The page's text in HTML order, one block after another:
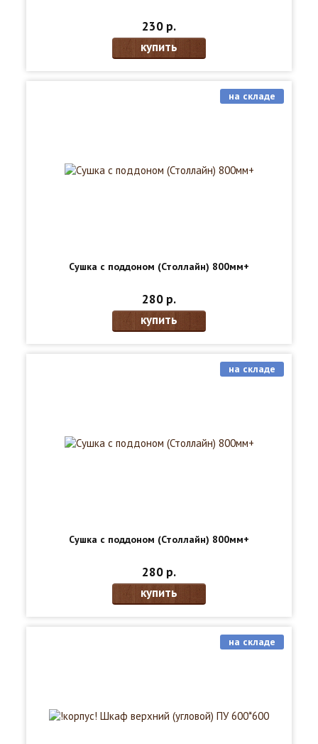
230 р.
купить
Сушка с поддоном (Столлайн) 800мм+
на складе
280 р.
купить
Сушка с поддоном (Столлайн) 800мм+
на складе
280 р.
купить
на складе